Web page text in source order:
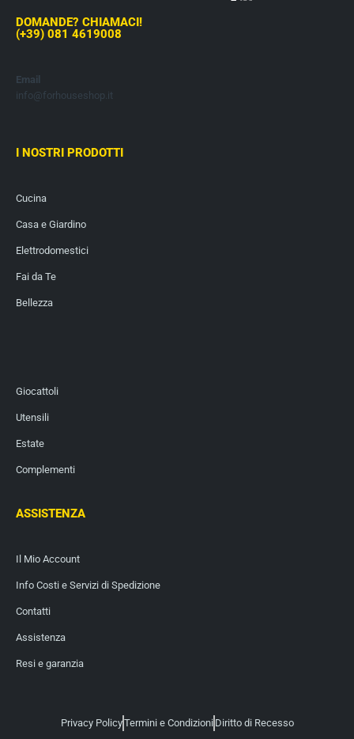
DOMANDE? CHIAMACI!
(+39) 081 4619008
Email
info@forhouseshop.it
I NOSTRI PRODOTTI
Cucina
Casa e Giardino
Elettrodomestici
Fai da Te
Bellezza
Giocattoli
Utensili
Estate
Complementi
ASSISTENZA
Il Mio Account
Info Costi e Servizi di Spedizione
Contatti
Assistenza
Resi e garanzia
Privacy PolicyTermini e Condizioni Diritto di Recesso